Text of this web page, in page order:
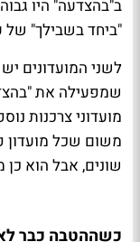
"ביחד בשבילך" של
שמפעילה את
מועדוני צרכנות
משום שכל מועדון
שונים, אבל הוא כן
כשההטבה כבר